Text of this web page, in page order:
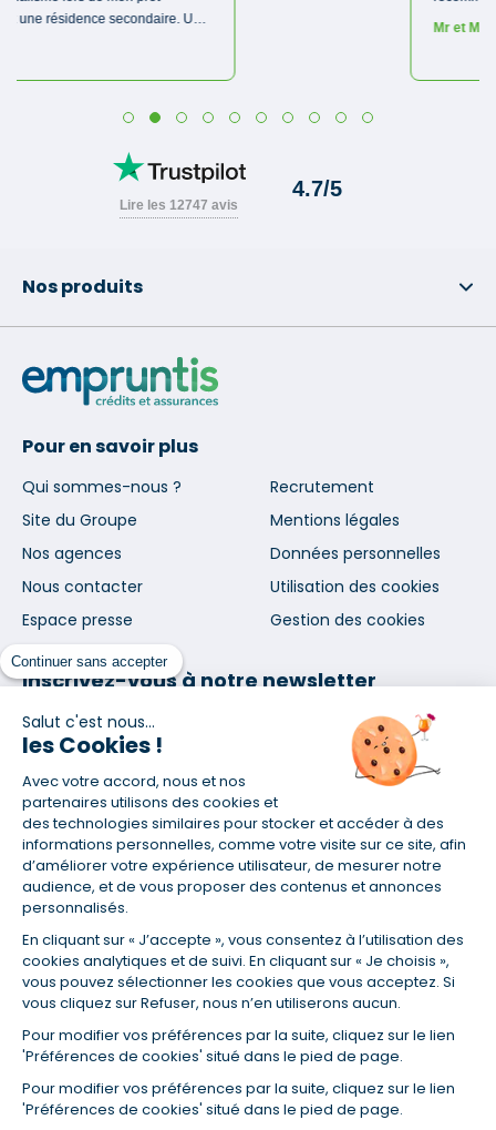
Continuer sans accepter
Salut c'est nous...
les Cookies !
Avec votre accord, nous et nos
partenaires utilisons des cookies et
des technologies similaires pour stocker et accéder à des
informations personnelles, comme votre visite sur ce site, afin
d’améliorer votre expérience utilisateur, de mesurer notre
audience, et de vous proposer des contenus et annonces
personnalisés.
En cliquant sur « J’accepte », vous consentez à l’utilisation des
cookies analytiques et de suivi. En cliquant sur « Je choisis »,
vous pouvez sélectionner les cookies que vous acceptez. Si
vous cliquez sur Refuser, nous n’en utiliserons aucun.
Pour modifier vos préférences par la suite, cliquez sur le lien
'Préférences de cookies' situé dans le pied de page.
Pour modifier vos préférences par la suite, cliquez sur le lien
'Préférences de cookies' situé dans le pied de page.
Nos produits
Pour en savoir plus
Qui sommes-nous ?
Site du Groupe
Nos agences
Nous contacter
Espace presse
Recrutement
Mentions légales
Données personnelles
Utilisation des cookies
Gestion des cookies
Inscrivez-vous à notre newsletter
et nos communications
En vous abonnant, vous acceptez nos conditions d'utilisation
et notre politique de données personnelles. Vous pourrez
vous désabonner à tout moment depuis le lien présent dans
Certifié ISO 9001
Retrouvez-nous sur les réseaux